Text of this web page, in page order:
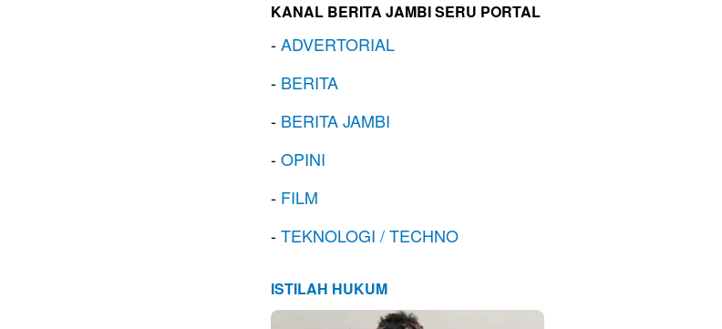
KANAL BERITA JAMBI SERU PORTAL
-ADVERTORIAL
- BERITA
- BERITA JAMBI
-OPINI
- FILM
-TEKNOLOGI / TECHNO
ISTILAH HUKUM